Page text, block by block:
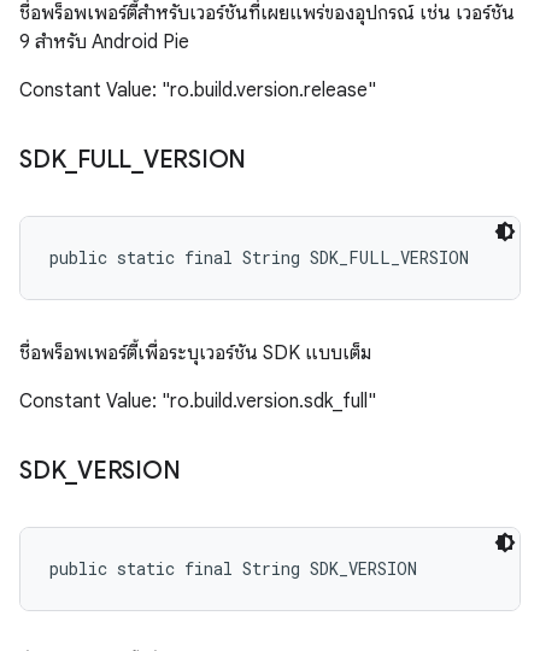
ชื่อพร็อพเพอร์ตี้สำหรับเวอร์ชันที่เผยแพร่ของอุปกรณ์ เช่น เวอร์ชัน
9 สำหรับ Android Pie
Constant Value: "ro.build.version.release"
SDK_ FULL VERSION
public static final String SDK_FULL_VERSION
ชื่อพร็อพเพอร์ตี้เพื่อระบุเวอร์ชัน SDK แบบเต็ม
Constant Value: "ro.build.version.sdk_full"
SDK_ VERSION
public static final String SDK_VERSION